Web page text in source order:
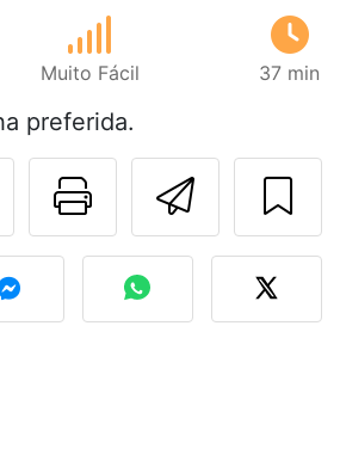
Muito Fácil 37 min
preferida.
Imprima
Falar com o autor
receita?